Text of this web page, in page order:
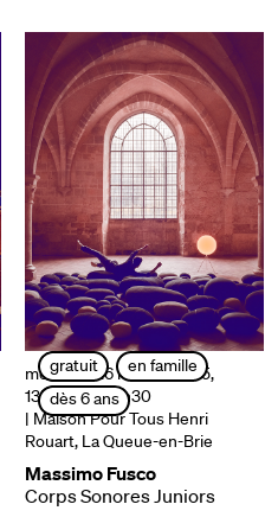
gratuit
en famille
dès 6 ans
mercredi 26 mars | 10h45,
13h30, 15h, 17h30
| Maison Pour Tous Henri
Rouart, La Queue-en-Brie
Massimo Fusco
Corps Sonores Juniors